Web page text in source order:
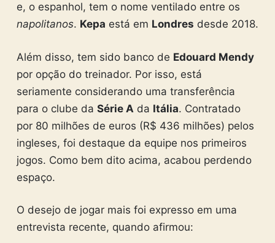
e, o espanhol, tem o nome ventilado entre os
napolitanos. Kepa está em Londres desde 2018.
Além disso, tem sido banco de Edouard Mendy
por opção do treinador. Por isso, está
seriamente considerando uma transferência
para o clube da Série A da Itália. Contratado
por 80 milhões de euros (R$ 436 milhões) pelos
ingleses, foi destaque da equipe nos primeiros
jogos. Como bem dito acima, acabou perdendo
espaço.
O desejo de jogar mais foi expresso em uma
entrevista recente, quando afirmou: